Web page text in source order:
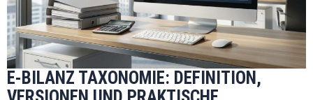
E-BILANZ TAXONOMIE: DEFINITION,